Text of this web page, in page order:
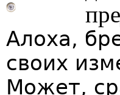
Алоха,
своих
Может,